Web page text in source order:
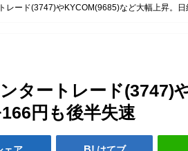
レード(3747)やKYCOM(9685)など大幅上昇。
ンタートレード(3747)
円も後半失速